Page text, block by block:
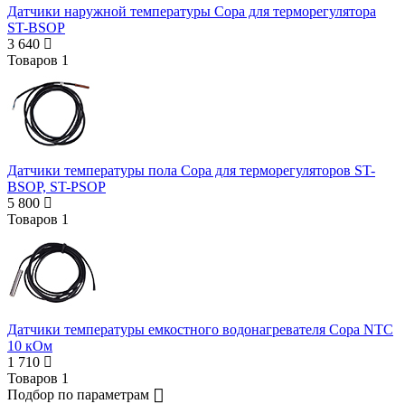
Датчики наружной температуры Copa для терморегулятора
ST-BSOP
3 640
Товаров 1
Датчики температуры пола Copa для терморегуляторов ST-
BSOP, ST-PSOP
5 800
Товаров 1
Датчики температуры емкостного водонагревателя Copa NTC
10 кОм
1 710
Товаров 1
Подбор по параметрам